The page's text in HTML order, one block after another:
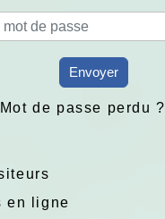
Envoyer
de passe perdu ?
en ligne